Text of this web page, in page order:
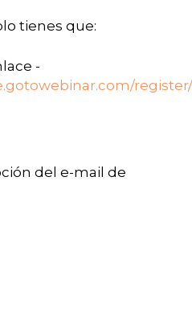
tienes que:
-
register/
del e-mail de